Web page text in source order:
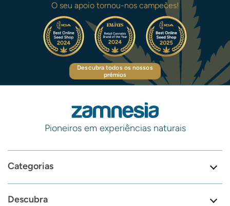
O seu apoio tornou-nos campeões!
Descubra todos os nossos
prémios
Pioneiros em experiências naturais
Categorias
Descubra